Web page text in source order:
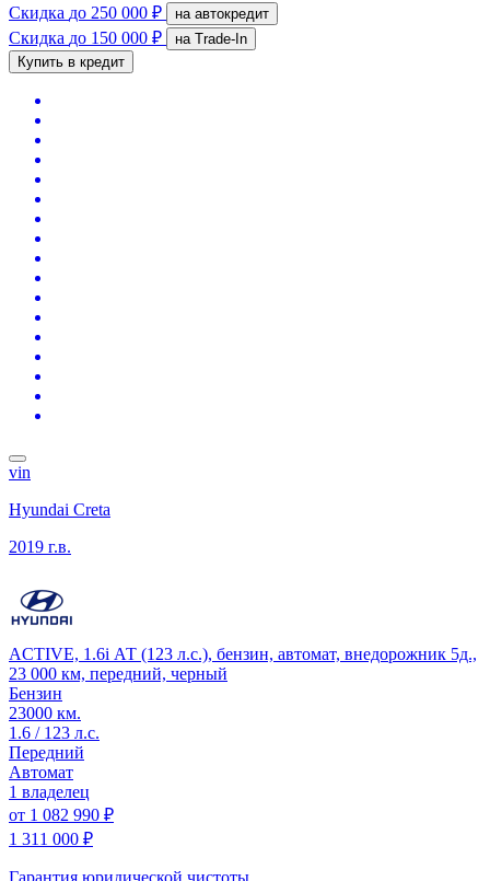
Скидка до 250 000 ₽ на автокредит
Скидка до 150 000 ₽
на Trade-In
Купить в кредит
vin
Hyundai Creta
2019 г.в.
ACTIVE, 1.6i АТ (123 л.с.), бензин, автомат, внедорожник 5д.,
23 000 км, передний, черный
Бензин
23000 км.
1.6 / 123 л.с.
Передний
Автомат
1 владелец
от 1 082 990 ₽
1 311 000 ₽
Гарантия юридической чистоты